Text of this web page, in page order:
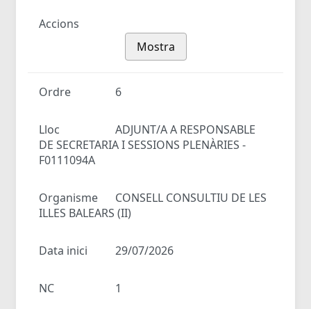
Accions
Mostra
Ordre 6
Lloc
ADJUNT/A A RESPONSABLE
DE SECRETARIA I SESSIONS PLENÀRIES -
F0111094A
Organisme
CONSELL CONSULTIU DE LES
ILLES BALEARS (II)
Data inici 29/07/2026
NC 1